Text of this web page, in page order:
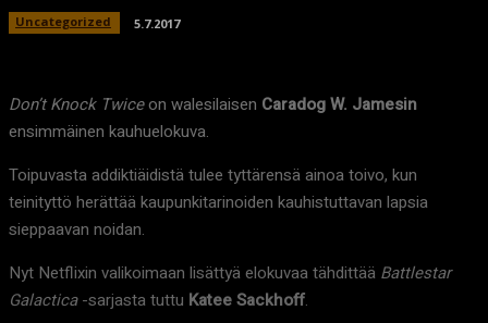
Uncategorized 5.7.2017
Don’t Knock Twiceon walesilaisen Caradog W. Jamesin
ensimmäinen kauhuelokuva.
Toipuvasta addiktiäidistä tulee tyttärensä ainoa toivo, kun
teinityttö herättää kaupunkitarinoiden kauhistuttavan lapsia
sieppaavan noidan.
Nyt Netflixin valikoimaan lisättyä elokuvaa tähdittää Battlestar
Galactica-sarjasta tuttu Katee Sackhoff.